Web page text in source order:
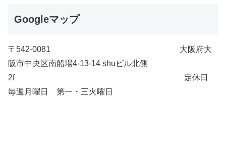
Googleマップ
〒542-0081 大阪府大
阪市中央区南船場4-13-14 shuビル北側
2f 定休日
毎週月曜日 第一・三火曜日